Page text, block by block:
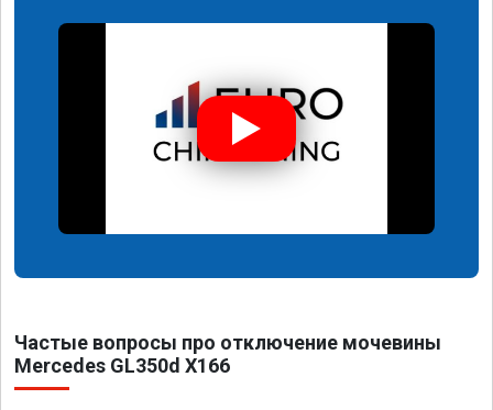
Частые вопросы про отключение мочевины
Mercedes GL350d X166